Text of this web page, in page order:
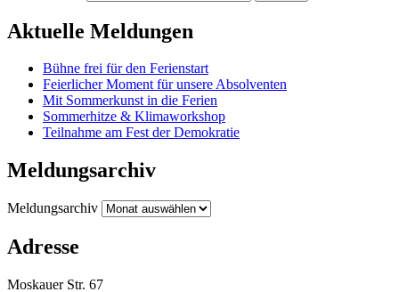
Aktuelle Meldungen
Bühne frei für den Ferienstart
Feierlicher Moment für unsere Absolventen
Mit Sommerkunst in die Ferien
Sommerhitze & Klimaworkshop
Teilnahme am Fest der Demokratie
Meldungsarchiv
Meldungsarchiv
Adresse
Moskauer Str. 67